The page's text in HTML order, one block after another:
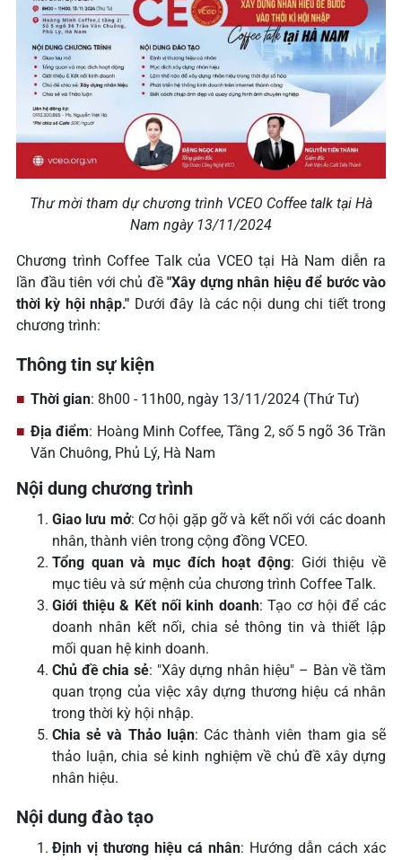
Thư mời tham dự chương trình VCEO Coffee talk tại Hà
Nam ngày 13/11/2024
Chương trình Coffee Talk của VCEO tại Hà Nam diễn ra
lần đầu tiên với chủ đề "Xây dựng nhân hiệu để bước vào
thời kỳ hội nhập." Dưới đây là các nội dung chi tiết trong
chương trình:
Thông tin sự kiện
Thời gian: 8h00 - 11h00, ngày 13/11/2024 (Thứ Tư)
Địa điểm: Hoàng Minh Coffee, Tầng 2, số 5 ngõ 36 Trần
Văn Chuông, Phủ Lý, Hà Nam
Nội dung chương trình
Giao lưu mở: Cơ hội gặp gỡ và kết nối với các doanh
nhân, thành viên trong cộng đồng VCEO.
Tổng quan và mục đích hoạt động: Giới thiệu về
mục tiêu và sứ mệnh của chương trình Coffee Talk.
Giới thiệu & Kết nối kinh doanh: Tạo cơ hội để các
doanh nhân kết nối, chia sẻ thông tin và thiết lập
mối quan hệ kinh doanh.
Chủ đề chia sẻ: "Xây dựng nhân hiệu" – Bàn về tầm
quan trọng của việc xây dựng thương hiệu cá nhân
trong thời kỳ hội nhập.
Chia sẻ và Thảo luận: Các thành viên tham gia sẽ
thảo luận, chia sẻ kinh nghiệm về chủ đề xây dựng
nhân hiệu.
Nội dung đào tạo
Định vị thương hiệu cá nhân: Hướng dẫn cách xác